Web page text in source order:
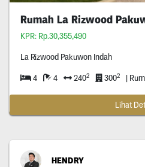
Rumah La Rizwood
KPR: Rp.30,355,490
La Rizwood Pakuwon Indah
4 4 2402 3002 |
Lihat
HENDRY